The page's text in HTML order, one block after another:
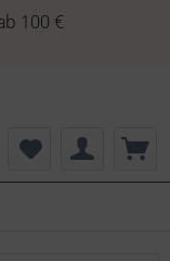
100 €